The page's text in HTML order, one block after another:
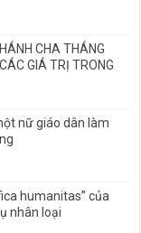
CHA THÁNG
GIÁ TRỊ TRONG
nữ giáo dân làm
humanitas” của
nhân loại